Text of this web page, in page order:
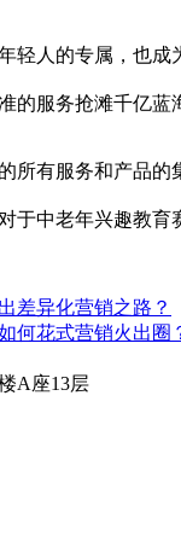
轻人的专属，也
的服务抢滩千亿
有服务和产品的
于中老年兴趣教
差异化营销之路？
何花式营销火出圈
A座13层